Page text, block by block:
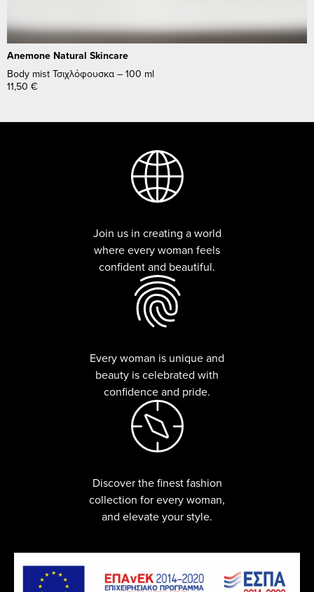
Anemone Natural Skincare
Body mist Τσιχλόφουσκα – 100 ml
11,50 €
Join us in creating a world
where every woman feels
confident and beautiful.
Every woman is unique and
beauty is celebrated with
confidence and pride.
Discover the finest fashion
collection for every woman,
and elevate your style.